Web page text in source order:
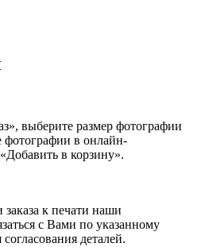
выберите размер фотографии
фотографии в онлайн-
в корзину».
к печати наши
с Вами по указанному
деталей.